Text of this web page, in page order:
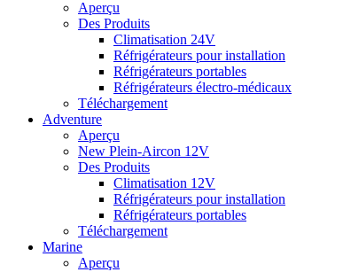
Aperçu
Des Produits
Climatisation 24V
Réfrigérateurs pour installation
Réfrigérateurs portables
Réfrigérateurs électro-médicaux
Téléchargement
Adventure
Aperçu
New Plein-Aircon 12V
Des Produits
Climatisation 12V
Réfrigérateurs pour installation
Réfrigérateurs portables
Téléchargement
Marine
Aperçu